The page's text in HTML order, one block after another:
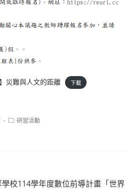
災難與人文的距離 下載
Post研習活動
校114學年度數位前導計畫「世界